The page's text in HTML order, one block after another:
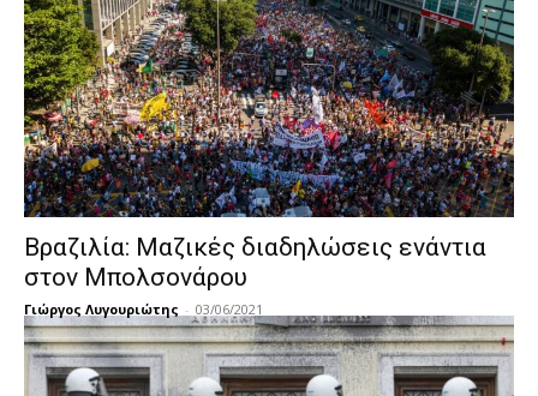
Βραζιλία: Μαζικές διαδηλώσεις ενάντια
στον Μπολσονάρου
Γιώργος Λυγουριώτης - 03/06/2021